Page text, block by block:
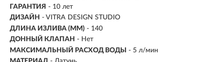
ГАРАНТИЯ - 10 лет
ДИЗАЙН - VITRA DESIGN STUDIO
ДЛИНА ИЗЛИВА (ММ) - 140
ДОННЫЙ КЛАПАН - Нет
МАКСИМАЛЬНЫЙ РАСХОД ВОДЫ
- 5 л/мин